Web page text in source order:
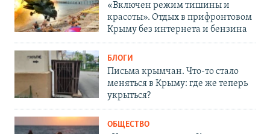
«Включен режим тишины и
красоты». Отдых в прифронтовом
Крыму без интернета и бензина
БЛОГИ
Письма крымчан. Что-то стало
меняться в Крыму: где же теперь
укрыться?
ОБЩЕСТВО